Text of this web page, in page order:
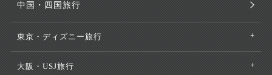
中国・四国旅行
東京・ディズニー旅行
大阪・USJ旅行